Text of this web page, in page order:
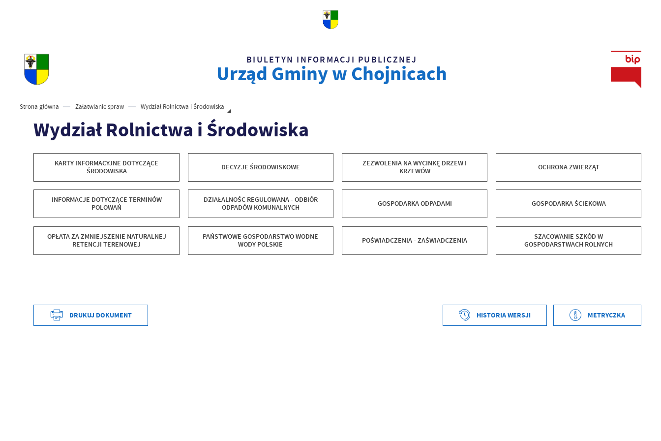
BIULETYN INFORMACJI PUBLICZNEJ
Urząd Gminy w Chojnicach
Strona główna Załatwianie spraw Wydział Rolnictwa i Środowiska
Wydział Rolnictwa i Środowiska
KARTY INFORMACYJNE DOTYCZĄCE
ŚRODOWISKA
DECYZJE ŚRODOWISKOWE
ZEZWOLENIA NA WYCINKĘ DRZEW I
KRZEWÓW
OCHRONA ZWIERZĄT
INFORMACJE DOTYCZĄCE TERMINÓW
POLOWAŃ
DZIAŁALNOŚC REGULOWANA - ODBIÓR
ODPADÓW KOMUNALNYCH
GOSPODARKA ODPADAMI GOSPODARKA ŚCIEKOWA
OPŁATA ZA ZMNIEJSZENIE NATURALNEJ
RETENCJI TERENOWEJ
PAŃSTWOWE GOSPODARSTWO WODNE
WODY POLSKIE
POŚWIADCZENIA - ZAŚWIADCZENIA
SZACOWANIE SZKÓD W
GOSPODARSTWACH ROLNYCH
Data wytworzenia 2024-01-15 08:59:57
DRUKUJ DOKUMENT HISTORIA WERSJI METRYCZKA